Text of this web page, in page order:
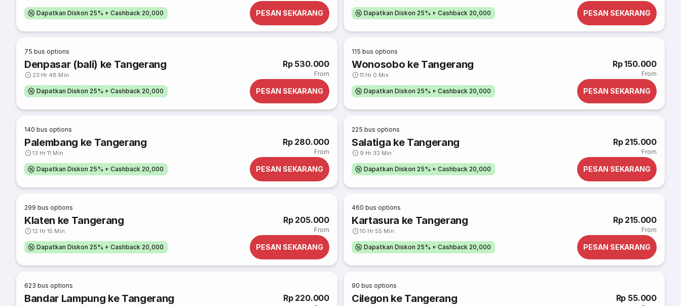
Dapatkan Diskon 25% + Cashback 20,000 PESAN SEKARANG Dapatkan Diskon 25% + Cashback 20,000 PESAN SEKARANG
75 bus options
Denpasar (bali) ke Tangerang
23 Hr 48 Min
Rp 530.000
From
Dapatkan Diskon 25% + Cashback 20,000 PESAN SEKARANG
115 bus options
Wonosobo ke Tangerang
11 Hr 0 Min
Rp 150.000
From
Dapatkan Diskon 25% + Cashback 20,000 PESAN SEKARANG
140 bus options
Palembang ke Tangerang
13 Hr 11 Min
Rp 280.000
From
Dapatkan Diskon 25% + Cashback 20,000 PESAN SEKARANG
225 bus options
Salatiga ke Tangerang
9 Hr 32 Min
Rp 215.000
From
Dapatkan Diskon 25% + Cashback 20,000 PESAN SEKARANG
299 bus options
Klaten ke Tangerang
12 Hr 15 Min
Rp 205.000
From
Dapatkan Diskon 25% + Cashback 20,000 PESAN SEKARANG
460 bus options
Kartasura ke Tangerang
10 Hr 55 Min
Rp 215.000
From
Dapatkan Diskon 25% + Cashback 20,000 PESAN SEKARANG
623 bus options
Bandar Lampung ke Tangerang Rp 220.000
90 bus options
Cilegon ke Tangerang Rp 55.000